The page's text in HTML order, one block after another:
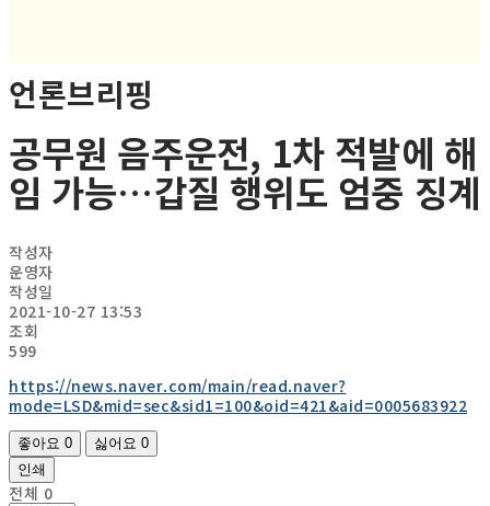
언론브리핑
공무원 음주운전, 1차 적발에 해
임 가능…갑질 행위도 엄중 징계
작성자
운영자
작성일
2021-10-27 13:53
조회
599
https://news.naver.com/main/read.naver?
mode=LSD&mid=sec&sid1=100&oid=421&aid=0005683922
좋아요 0 싫어요 0
인쇄
전체 0